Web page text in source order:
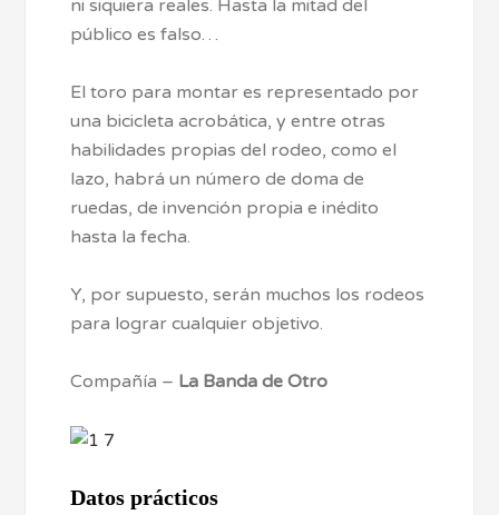
ni siquiera reales. Hasta la mitad del
público es falso…
El toro para montar es representado por
una bicicleta acrobática, y entre otras
habilidades propias del rodeo, como el
lazo, habrá un número de doma de
ruedas, de invención propia e inédito
hasta la fecha.
Y, por supuesto, serán muchos los rodeos
para lograr cualquier objetivo.
Compañía – La Banda de Otro
Datos prácticos